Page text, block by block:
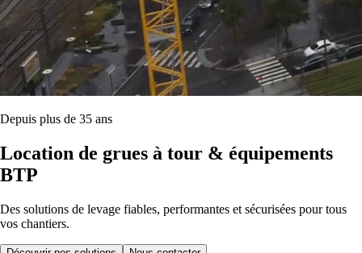
Depuis plus de 35 ans
Location de grues à tour & équipements
BTP
Des solutions de levage fiables, performantes et sécurisées pour tous
vos chantiers.